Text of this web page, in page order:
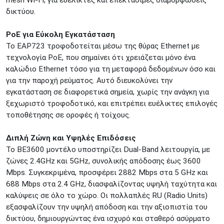
δικτύου.
PoE για Εύκολη Εγκατάσταση
Το EAP723 τροφοδοτείται μέσω της θύρας Ethernet με
τεχνολογία PoE, που σημαίνει ότι χρειάζεται μόνο ένα
καλώδιο Ethernet τόσο για τη μεταφορά δεδομένων όσο και
για την παροχή ρεύματος. Αυτό διευκολύνει την
εγκατάσταση σε διαφορετικά σημεία, χωρίς την ανάγκη για
ξεχωριστό τροφοδοτικό, και επιτρέπει ευέλικτες επιλογές
τοποθέτησης σε οροφές ή τοίχους.
Διπλή Ζώνη και Υψηλές Επιδόσεις
Το BE3600 μοντέλο υποστηρίζει Dual-Band λειτουργία, με
ζώνες 2.4GHz και 5GHz, συνολικής απόδοσης έως 3600
Mbps. Συγκεκριμένα, προσφέρει 2882 Mbps στα 5 GHz και
688 Mbps στα 2.4 GHz, διασφαλίζοντας υψηλή ταχύτητα και
καλύψεις σε όλο το χώρο. Οι πολλαπλές RU (Radio Units)
εξασφαλίζουν την υψηλή απόδοση και την αξιοπιστία του
δικτύου, δημιουργώντας ένα ισχυρό και σταθερό ασύρματο